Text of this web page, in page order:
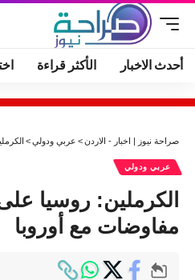
أحدث الاخبار الأكثر قراءة
صراحة نيوز | اخبار - الاردن> عربي ودولي>
عربي ودولي
الكرملين: روسيا
مفاوضات مع أوروبا